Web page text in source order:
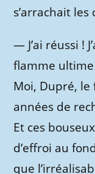
s’arrachait
— J’ai réussi !
flamme ultime
Moi, Dupré, le
années de
Et ces
d’effroi au
que